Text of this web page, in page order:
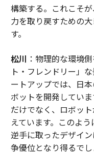
構築する。これこそ
力を取り戻すための
す。
松川 ：物理的な環境
ト・フレンドリー」
ートアップでは、日
ボットを開発してい
だけでなく、ロボッ
えています。このよ
逆手に取ったデザイ
争優位となり得るでし